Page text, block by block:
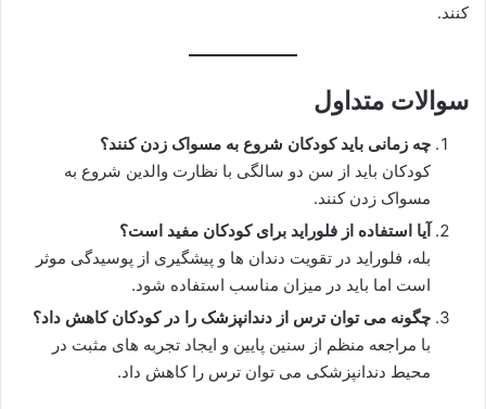
کنند.
سوالات متداول
چه زمانی باید کودکان شروع به مسواک زدن کنند؟
کودکان باید از سن دو سالگی با نظارت والدین شروع به
مسواک زدن کنند.
آیا استفاده از فلوراید برای کودکان مفید است؟
بله، فلوراید در تقویت دندان ها و پیشگیری از پوسیدگی موثر
است اما باید در میزان مناسب استفاده شود.
چگونه می توان ترس از دندانپزشک را در کودکان کاهش داد؟
با مراجعه منظم از سنین پایین و ایجاد تجربه های مثبت در
محیط دندانپزشکی می توان ترس را کاهش داد.